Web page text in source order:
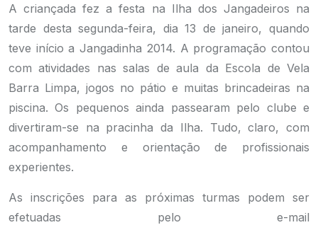
A criançada fez a festa na Ilha dos Jangadeiros na
tarde desta segunda-feira, dia 13 de janeiro, quando
teve início a Jangadinha 2014. A programação contou
com atividades nas salas de aula da Escola de Vela
Barra Limpa, jogos no pátio e muitas brincadeiras na
piscina. Os pequenos ainda passearam pelo clube e
divertiram-se na pracinha da Ilha. Tudo, claro, com
acompanhamento e orientação de profissionais
experientes.
As inscrições para as próximas turmas podem ser
efetuadas pelo e-mail